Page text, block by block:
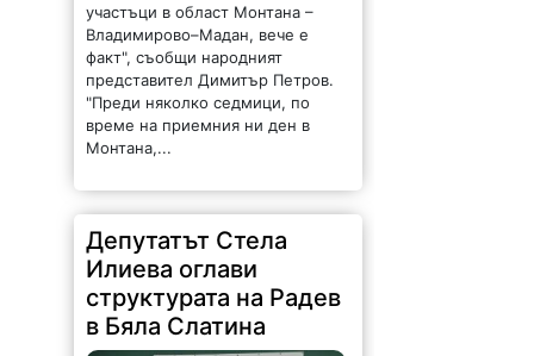
участъци в област Монтана –
Владимирово–Мадан, вече е
факт", съобщи народният
представител Димитър Петров.
"Преди няколко седмици, по
време на приемния ни ден в
Монтана,...
Депутатът Стела
Илиева оглави
структурата на Радев
в Бяла Слатина